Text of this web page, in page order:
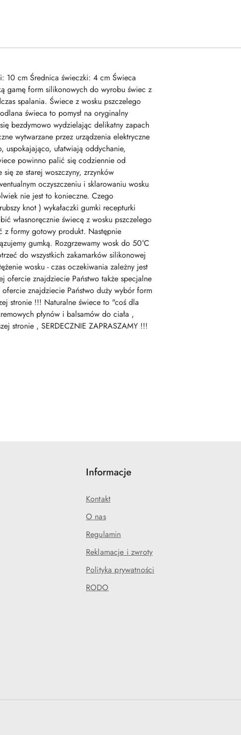
10 cm Średnica świeczki: 4 cm Świeca
gamę form silikonowych do wyrobu świec z
spalania. Świece z wosku pszczelego
świeca to pomysł na oryginalny
bezdymowo wydzielając delikatny zapach
wytwarzane przez urządzenia elektryczne
uspokajająco, ułatwiają oddychanie,
powinno palić się codziennie od
ze starej woszczyny, zrzynków
oczyszczeniu i sklarowaniu wosku
nie jest to konieczne. Czego
knot ) wykałaczki gumki recepturki
własnoręcznie świecę z wosku pszczelego
z formy gotowy produkt. Następnie
gumką. Rozgrzewamy wosk do 50°C
do wszystkich zakamarków silikonowej
wosku - czas oczekiwania zależny jest
ofercie znajdziecie Państwo także specjalne
znajdziecie Państwo duży wybór form
stronie !!! Naturalne świece to "coś dla
płynów i balsamów do ciała ,
stronie , SERDECZNIE ZAPRASZAMY !!!
Informacje
Kontakt
O nas
Regulamin
Reklamacje i zwroty
Polityka prywatności
RODO